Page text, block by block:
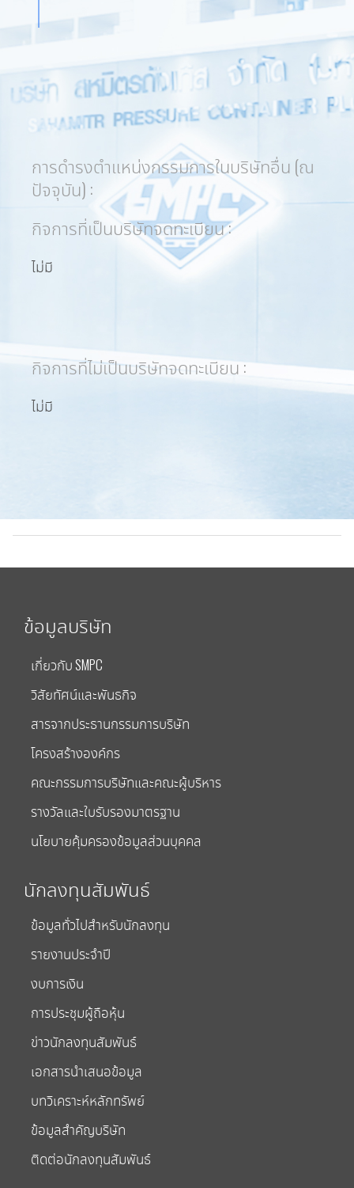
การดำรงตำแหน่งกรรมการในบริษัทอื่น (ณ
ปัจจุบัน) :
กิจการที่เป็นบริษัทจดทะเบียน :
ไม่มี
กิจการที่ไม่เป็นบริษัทจดทะเบียน :
ไม่มี
ข้อมูลบริษัท
เกี่ยวกับ SMPC
วิสัยทัศน์และพันธกิจ
สารจากประธานกรรมการบริษัท
โครงสร้างองค์กร
คณะกรรมการบริษัทและคณะผู้บริหาร
รางวัลและใบรับรองมาตรฐาน
นโยบายคุ้มครองข้อมูลส่วนบุคคล
นักลงทุนสัมพันธ์
ข้อมูลทั่วไปสำหรับนักลงทุน
รายงานประจำปี
งบการเงิน
การประชุมผู้ถือหุ้น
ข่าวนักลงทุนสัมพันธ์
เอกสารนำเสนอข้อมูล
บทวิเคราะห์หลักทรัพย์
ข้อมูลสำคัญบริษัท
ติดต่อนักลงทุนสัมพันธ์